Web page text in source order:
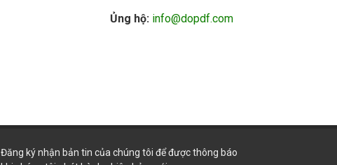
Ủng hộ: info@dopdf.com
Đăng ký nhận bản tin của chúng tôi để được thông báo